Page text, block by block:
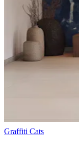
Graffiti Cats